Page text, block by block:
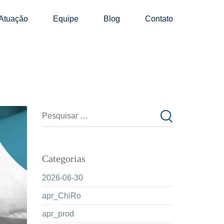
Equipe Blog Contato
Categorias
2026-06-30
apr_ChiRo
apr_prod